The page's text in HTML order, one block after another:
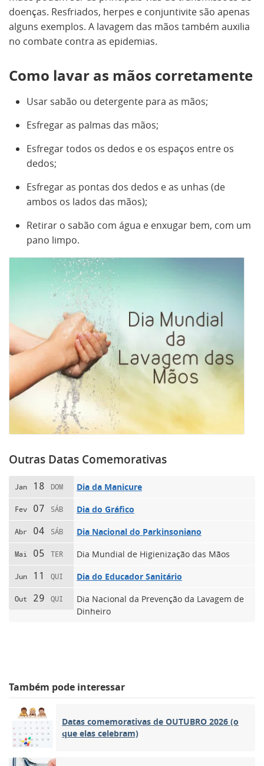
doenças. Resfriados, herpes e conjuntivite são apenas
alguns exemplos. A lavagem das mãos também auxilia
no combate contra as epidemias.
Como lavar as mãos corretamente
Usar sabão ou detergente para as mãos;
Esfregar as palmas das mãos;
Esfregar todos os dedos e os espaços entre os
dedos;
Esfregar as pontas dos dedos e as unhas (de
ambos os lados das mãos);
Retirar o sabão com água e enxugar bem, com um
pano limpo.
Outras Datas Comemorativas
Jan 18 DOM Dia da Manicure
Fev 07 SÁB Dia do Gráfico
Abr 04 SÁB Dia Nacional do Parkinsoniano
Mai 05 TER Dia Mundial de Higienização das Mãos
Jun 11 QUI Dia do Educador Sanitário
Out 29 QUI
Dia Nacional da Prevenção da Lavagem de
Dinheiro
Também pode interessar
Datas comemorativas de OUTUBRO 2026 (o
que elas celebram)